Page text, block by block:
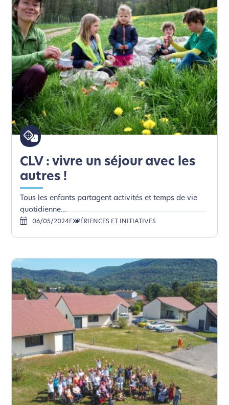
CLV : vivre un séjour avec les
autres !
Tous les enfants partagent activités et temps de vie
quotidienne...
06/05/2024EXPÉRIENCES ET INITIATIVES